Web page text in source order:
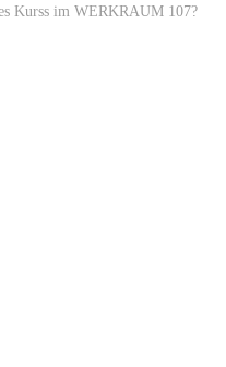
Kurss im WERKRAUM 107?